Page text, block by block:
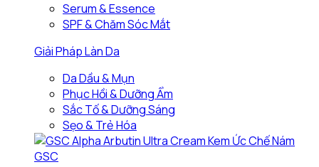
Serum & Essence
SPF & Chăm Sóc Mắt
Giải Pháp Làn Da
Da Dầu & Mụn
Phục Hồi & Dưỡng Ẩm
Sắc Tố & Dưỡng Sáng
Sẹo & Trẻ Hóa